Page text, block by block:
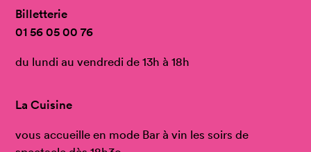
Billetterie
01 56 05 00 76
du lundi au vendredi de 13h à 18h
La Cuisine
vous accueille en mode Bar à vin les soirs de